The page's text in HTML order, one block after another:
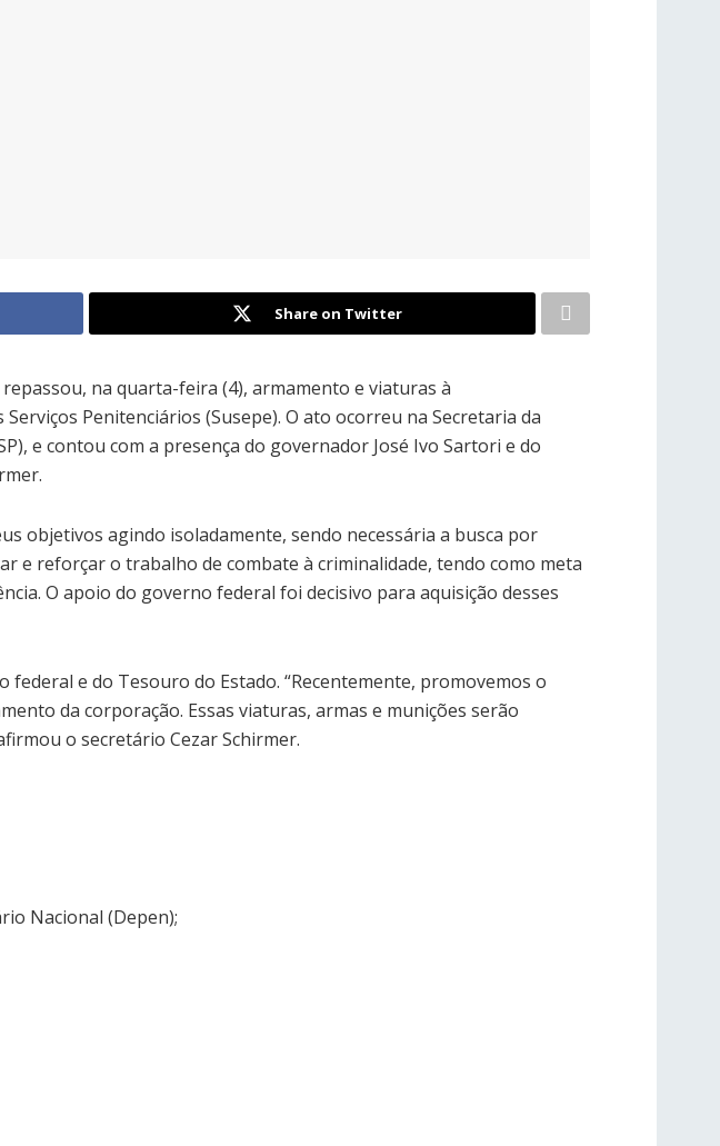
Share on Twitter
na quarta-feira (4), armamento e viaturas à
Penitenciários (Susepe). O ato ocorreu na Secretaria da
e contou com a presença do governador José Ivo Sartori e do
objetivos agindo isoladamente, sendo necessária a busca por
e reforçar o trabalho de combate à criminalidade, tendo como meta
O apoio do governo federal foi decisivo para aquisição desses
e do Tesouro do Estado. “Recentemente, promovemos o
da corporação. Essas viaturas, armas e munições serão
o secretário Cezar Schirmer.
Nacional (Depen);